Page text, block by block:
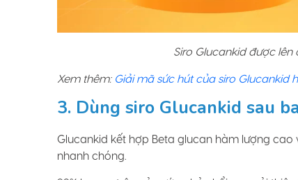
Siro Glucankid được
Xem thêm: Giải mã sức hút của siro
3. Dùng siro Glucankid sau
Glucankid kết hợp Beta glucan hàm lượng cao
nhanh chóng.